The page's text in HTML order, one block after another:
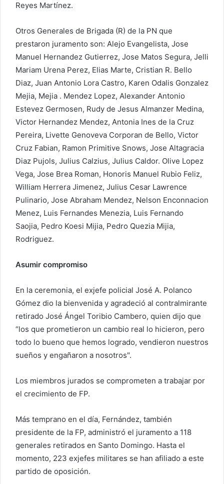
Reyes Martínez.
Otros Generales de Brigada (R) de la PN que
prestaron juramento son: Alejo Evangelista, Jose
Manuel Hernandez Gutierrez, Jose Matos Segura, Jelli
Mariam Urena Perez, Elias Marte, Cristian R. Bello
Diaz, Juan Antonio Lora Castro, Karen Odalis Gonzalez
Mejia, Mejia . Mendez Lopez, Alexander Antonio
Estevez Germosen, Rudy de Jesus Almanzer Medina,
Victor Hernandez Mendez, Antonia Ines de la Cruz
Pereira, Livette Genoveva Corporan de Bello, Victor
Cruz Fabian, Ramon Primitive Snows, Jose Altagracia
Diaz Pujols, Julius Calzius, Julius Caldor. Olive Lopez
Vega, Jose Brea Roman, Honoris Manuel Rubio Feliz,
William Herrera Jimenez, Julius Cesar Lawrence
Pulinario, Jose Abraham Mendez, Nelson Enconnacion
Menez, Luis Fernandes Menezia, Luis Fernando
Saojia, Pedro Koesi Mijia, Pedro Quezia Mijia,
Rodriguez.
Asumir compromiso
En la ceremonia, el exjefe policial José A. Polanco
Gómez dio la bienvenida y agradeció al contralmirante
retirado José Ángel Toribio Cambero, quien dijo que
“los que prometieron un cambio real lo hicieron, pero
todo lo bueno que hemos logrado, vendieron nuestros
sueños y engañaron a nosotros".
Los miembros jurados se comprometen a trabajar por
el crecimiento de FP.
Más temprano en el día, Fernández, también
presidente de la FP, administró el juramento a 118
generales retirados en Santo Domingo. Hasta el
momento, 223 exjefes militares se han afiliado a este
partido de oposición.